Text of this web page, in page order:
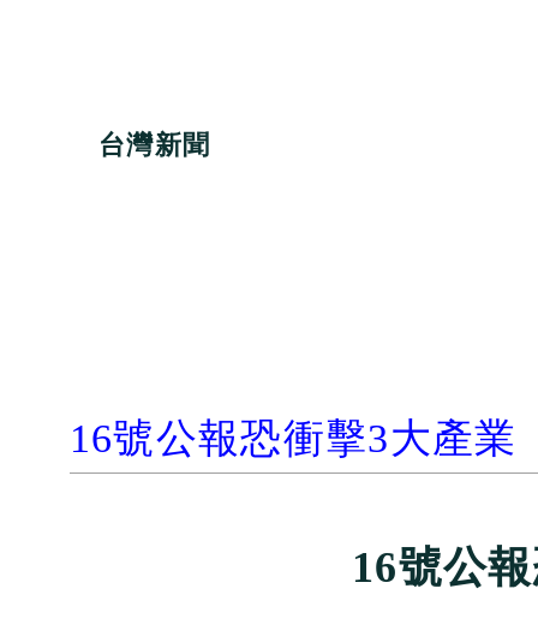
台灣新聞
16號公報恐衝擊3大產業
16號公